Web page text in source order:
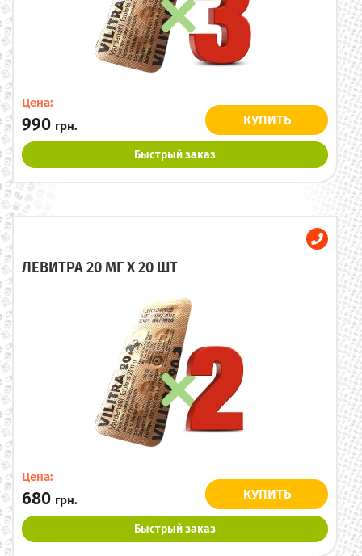
Цена:
990 грн. КУПИТЬ
Быстрый заказ
ЛЕВИТРА 20 МГ X 20 ШТ
Цена:
680 грн. КУПИТЬ
Быстрый заказ